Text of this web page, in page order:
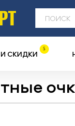
СКИДКИ 5